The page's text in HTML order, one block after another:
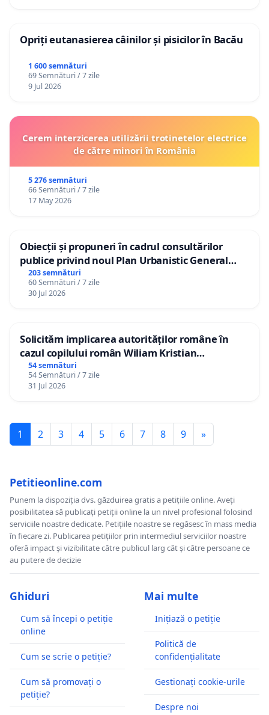
Opriți eutanasierea câinilor și pisicilor în Bacău
1 600 semnături
69 Semnături / 7 zile
9 Jul 2026
Cerem interzicerea utilizării trotinetelor electrice
de către minori în România
5 276 semnături
66 Semnături / 7 zile
17 May 2026
Obiecții și propuneri în cadrul consultărilor
publice privind noul Plan Urbanistic General
(PUG) Ialoveni
203 semnături
60 Semnături / 7 zile
30 Jul 2026
Solicităm implicarea autorităților române în
cazul copilului român Wiliam Kristian
Gheorghe, aflat în plasament în Danemarca de
12 ani
54 semnături
54 Semnături / 7 zile
31 Jul 2026
1 2 3 4 5 6 7 8 9 »
Petitieonline.com
Punem la dispoziția dvs. găzduirea gratis a petițiile online. Aveți
posibilitatea să publicați petiții online la un nivel profesional folosind
serviciile noastre dedicate. Petițiile noastre se regăsesc în mass media
în fiecare zi. Publicarea petițiilor prin intermediul serviciilor noastre
oferă impact și vizibilitate către publicul larg cât și către persoane ce
au putere de decizie
Ghiduri
Cum să începi o petiție
online
Cum se scrie o petiție?
Cum să promovați o
petiție?
Mai multe
Inițiază o petiție
Politică de
confidențialitate
Gestionați cookie-urile
Despre noi